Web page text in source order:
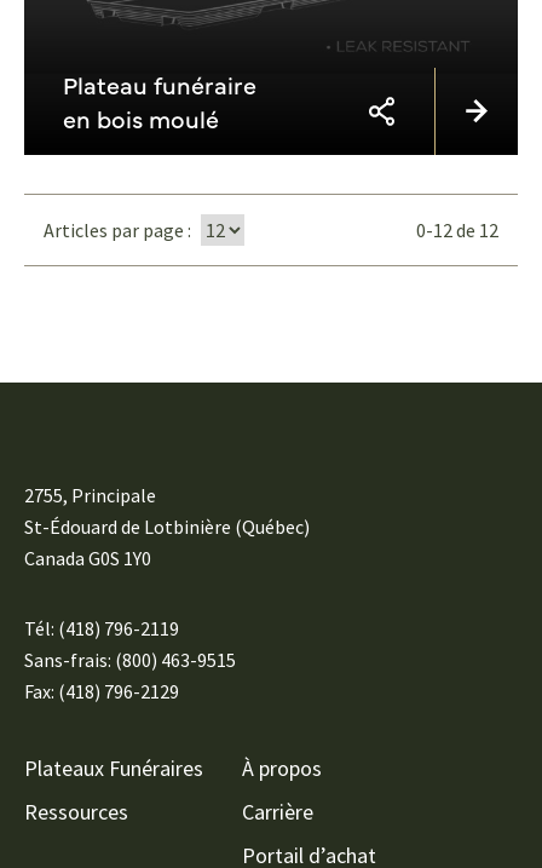
Plateau funéraire
en bois moulé
Articles par page : 0-12de 12
2755, Principale
St-Édouard de Lotbinière (Québec)
Canada G0S 1Y0
Tél: (418) 796-2119
Sans-frais: (800) 463-9515
Fax: (418) 796-2129
Plateaux Funéraires
Ressources
À propos
Carrière
Portail d’achat